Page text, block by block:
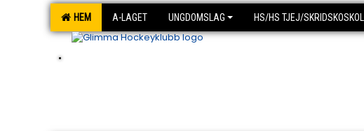
HEM A-LAGET UNGDOMSLAG HS/HS TJEJ/
.